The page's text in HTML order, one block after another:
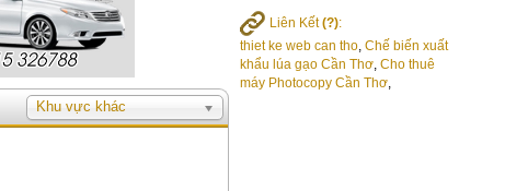
Liên Kết(?):
thiet ke web can tho, Chế biến xuất
khẩu lúa gạo Cần Thơ, Cho thuê
máy Photocopy Cần Thơ,
Khu vực khác